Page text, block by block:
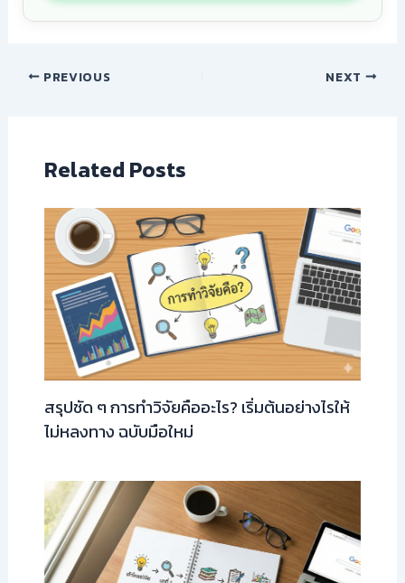
PREVIOUS NEXT
Related Posts
สรุปชัด ๆ การทำวิจัยคืออะไร? เริ่มต้นอย่างไรให้
ไม่หลงทาง ฉบับมือใหม่